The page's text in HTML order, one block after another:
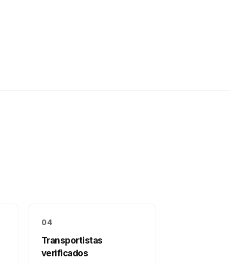
04
Transportistas
verificados